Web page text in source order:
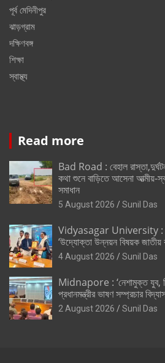
পূর্ব মেদিনীপুর
ঝাড়গ্রাম
দক্ষিণবঙ্গ
শিক্ষা
স্বাস্থ্য
Read more
Bad Road : বেহাল
কথা শুনে বাড়িতে আসেনা আত্মীয়-
সমাধান
5 August 2026 Sunil Das
Vidyasagar University :
‘উদ্যোক্তা উন্নয়ন বিষয়ক জাতীয়
4 August 2026 Sunil Das
Midnapore : ‘নেশামুক্ত যুব,
প্রধানমন্ত্রীর ভাষণ সম্প্রচার
2 August 2026 Sunil Das